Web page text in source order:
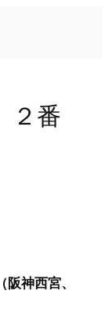
番
神西宮、